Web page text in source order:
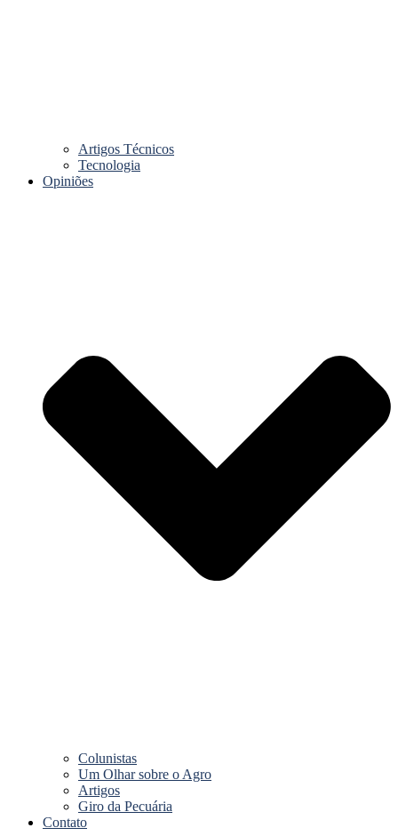
Artigos Técnicos
Tecnologia
Opiniões
Colunistas
Um Olhar sobre o Agro
Artigos
Giro da Pecuária
Contato